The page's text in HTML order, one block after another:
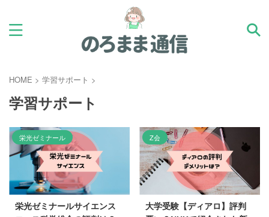
HOME > 学習サポート >
学習サポート
栄光ゼミナール
栄光ゼミナールサイエンス
Z会
大学受験【ディアロ】評判